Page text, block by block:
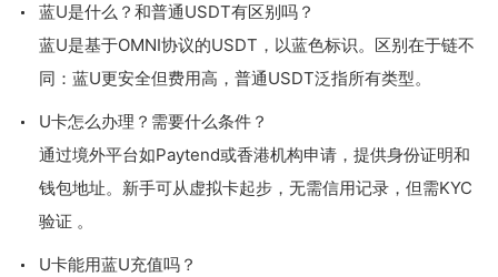
蓝U是什么？和普通USDT有区别吗？
蓝U是基于OMNI协议的USDT，以蓝色标识。区别在于链不
同：蓝U更安全但费用高，普通USDT泛指所有类型。
U卡怎么办理？需要什么条件？
通过境外平台如Paytend或香港机构申请，提供身份证明和
钱包地址。新手可从虚拟卡起步，无需信用记录，但需KYC
验证 。
U卡能用蓝U充值吗？